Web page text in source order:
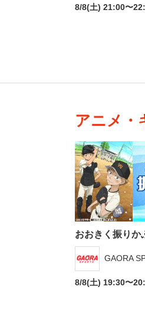
8/8(土) 21:00〜
アニメ・
おおきく振りか
GAORA
8/8(土) 19:30〜